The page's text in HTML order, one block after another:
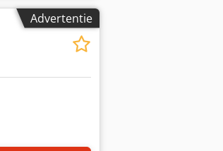
Advertentie